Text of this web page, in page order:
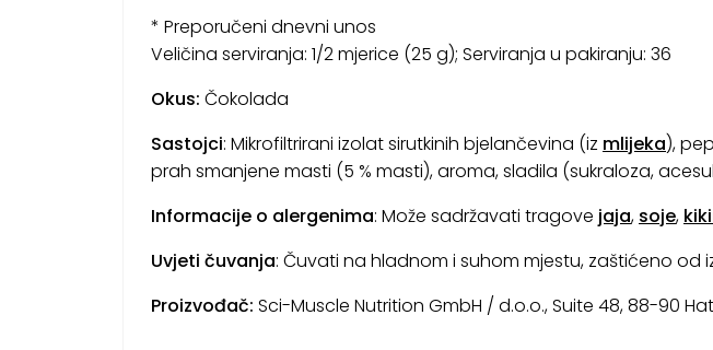
* Preporučeni dnevni unos
Veličina serviranja: 1/2 mjerice (25 g); Serviranja u pakiranju: 36
Okus: Čokolada
Sastojci: Mikrofiltrirani izolat sirutkinih bjelančevina (iz mlijeka),
prah smanjene masti (5 % masti), aroma, sladila (sukraloza,
Informacije o alergenima: Može sadržavati tragove jaja, soje,
Uvjeti čuvanja: Čuvati na hladnom i suhom mjestu, zaštićeno od
Proizvođač: Sci-Muscle Nutrition GmbH / d.o.o., Suite 48, 88-90